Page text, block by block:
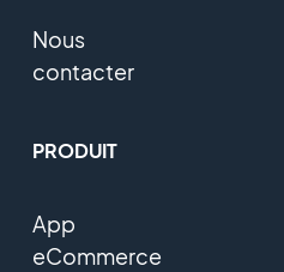
Nous
contacter
PRODUIT
App
eCommerce